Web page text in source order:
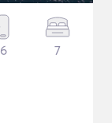
6 7